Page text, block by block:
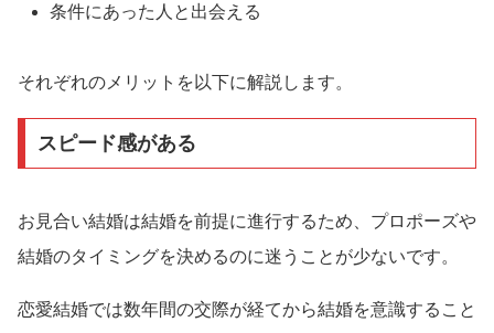
条件にあった人と出会える
それぞれのメリットを以下に解説します。
スピード感がある
お見合い結婚は結婚を前提に進行するため、プロポーズや
結婚のタイミングを決めるのに迷うことが少ないです。
恋愛結婚では数年間の交際が経てから結婚を意識すること